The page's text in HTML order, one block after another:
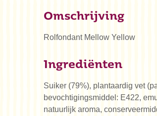
Omschrijving
Rolfondant Mellow Yellow
Ingrediënten
Suiker (79%), plantaardig vet
bevochtigingsmiddel: E422,
natuurlijk aroma,